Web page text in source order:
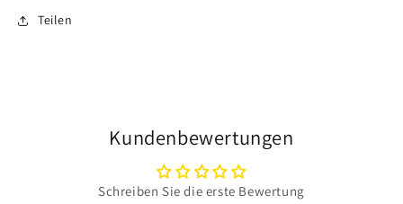
Teilen
Kundenbewertungen
Schreiben Sie die erste Bewertung